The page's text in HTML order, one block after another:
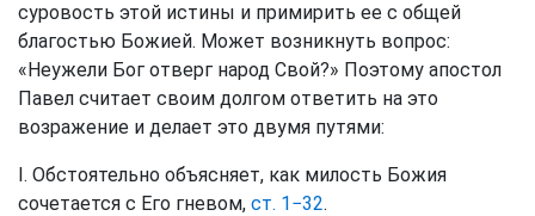
суровость этой истины и примирить ее с общей
благостью Божией. Может возникнуть вопрос:
«Неужели Бог отверг народ Свой?» Поэтому апостол
Павел считает своим долгом ответить на это
возражение и делает это двумя путями:
I. Обстоятельно объясняет, как милость Божия
сочетается с Его гневом, ст. 1−32.